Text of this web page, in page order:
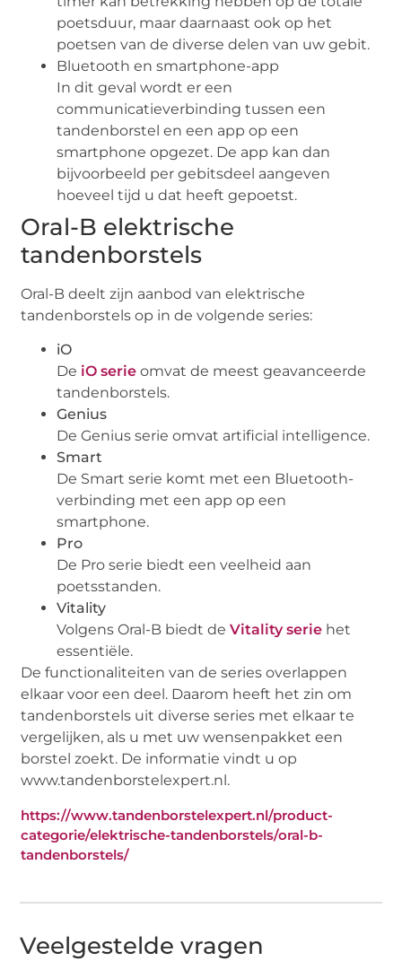
poetsduur, maar daarnaast ook op het
poetsen van de diverse delen van uw gebit.
Bluetooth en smartphone-app
In dit geval wordt er een
communicatieverbinding tussen een
tandenborstel en een app op een
smartphone opgezet. De app kan dan
bijvoorbeeld per gebitsdeel aangeven
hoeveel tijd u dat heeft gepoetst.
Oral-B elektrische
tandenborstels
Oral-B deelt zijn aanbod van elektrische
tandenborstels op in de volgende series:
iO
De iO serie omvat de meest geavanceerde
tandenborstels.
Genius
De Genius serie omvat artificial intelligence.
Smart
De Smart serie komt met een Bluetooth-
verbinding met een app op een
smartphone.
Pro
De Pro serie biedt een veelheid aan
poetsstanden.
Vitality
Volgens Oral-B biedt deVitality serie het
essentiële.
De functionaliteiten van de series overlappen
elkaar voor een deel. Daarom heeft het zin om
tandenborstels uit diverse series met elkaar te
vergelijken, als u met uw wensenpakket een
borstel zoekt. De informatie vindt u op
www.tandenborstelexpert.nl.
https://www.tandenborstelexpert.nl/product-
categorie/elektrische-tandenborstels/oral-b-
tandenborstels/
Veelgestelde vragen